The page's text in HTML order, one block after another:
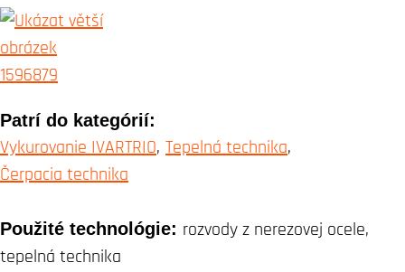
Patrí do kategórií:
Vykurovanie IVARTRIO Tepelná technika
Čerpacia technika
Použité technológie: rozvody z nerezovej ocele,
tepelná technika